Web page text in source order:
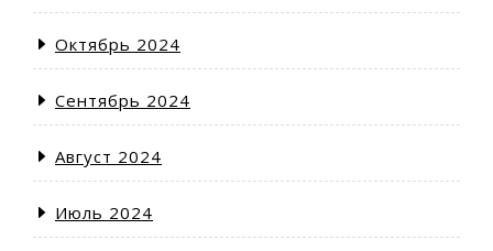
Октябрь 2024
Сентябрь 2024
Август 2024
Июль 2024